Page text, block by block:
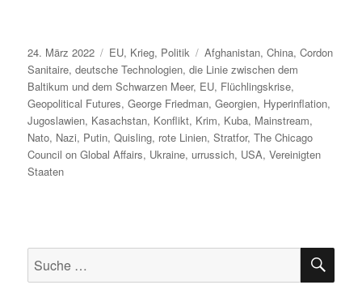
Veröffentlicht
am
24. März 2022 Kategorien
EU, Krieg, Politik Schlagwörter
Afghanistan,China,Cordon
Sanitaire,deutsche Technologien,die Linie zwischen dem
Baltikum und dem Schwarzen Meer, EU, Flüchlingskrise,
Geopolitical Futures,George Friedman,Georgien, Hyperinflation,
Jugoslawien, Kasachstan, Konflikt, Krim, Kuba, Mainstream,
Nato, Nazi, Putin,Quisling, rote Linien,Stratfor,The Chicago
Council on Global Affairs, Ukraine, urrussich, USA,Vereinigten
Staaten
Suche
nach: